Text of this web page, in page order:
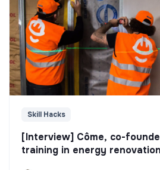
Skill Hacks
[Interview] Côme, co-
training in energy renovation